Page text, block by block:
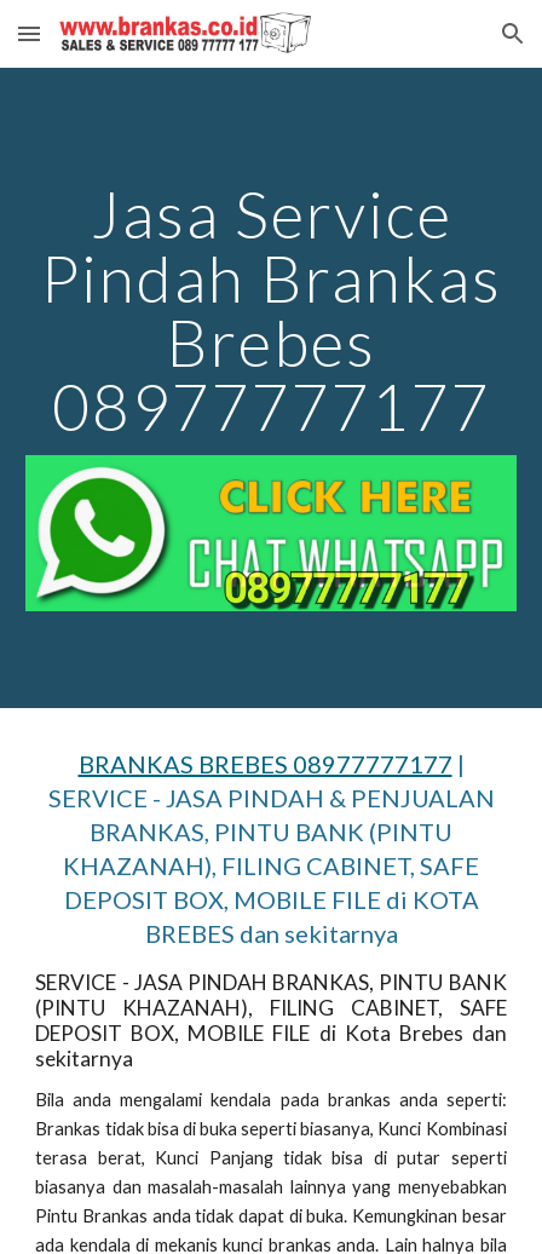
Skip to main content Skip to navigation
Jasa Service
Pindah Brankas
Brebes
08977777177
BRANKAS BREBES 08977777177 |
SERVICE - JASA PINDAH & PENJUALAN
BRANKAS, PINTU BANK (PINTU
KHAZANAH), FILING CABINET, SAFE
DEPOSIT BOX, MOBILE FILE di KOTA
BREBES dan sekitarnya
SERVICE - JASA PINDAH BRANKAS, PINTU BANK
(PINTU KHAZANAH), FILING CABINET, SAFE
DEPOSIT BOX, MOBILE FILE di Kota Brebes dan
sekitarnya
Bila anda mengalami kendala pada brankas anda seperti:
Brankas tidak bisa di buka seperti biasanya, Kunci Kombinasi
terasa berat, Kunci Panjang tidak bisa di putar seperti
biasanya dan masalah-masalah lainnya yang menyebabkan
Pintu Brankas anda tidak dapat di buka. Kemungkinan besar
ada kendala di mekanis kunci brankas anda. Lain halnya bila